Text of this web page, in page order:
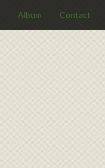
Album Contact